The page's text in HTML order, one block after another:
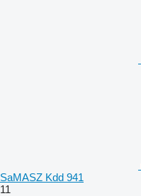
SaMASZ Kdd 941
11